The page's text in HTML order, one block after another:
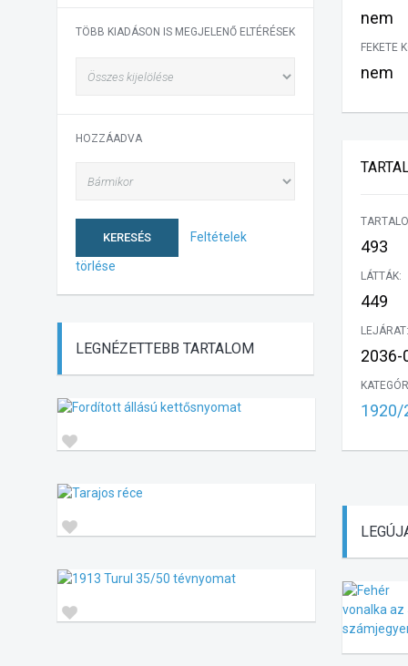
nem
FEKETE
nem
493
LÁTTÁK:
449
LEJÁRAT:
2036-
1920/
TÖBB KIADÁSON IS MEGJELENŐ ELTÉRÉSEK
HOZZÁADVA
KERESÉS Feltételek
törlése
LEGNÉZETTEBB TARTALOM